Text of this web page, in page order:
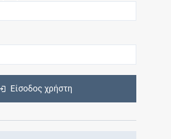
Είσοδος χρήστη